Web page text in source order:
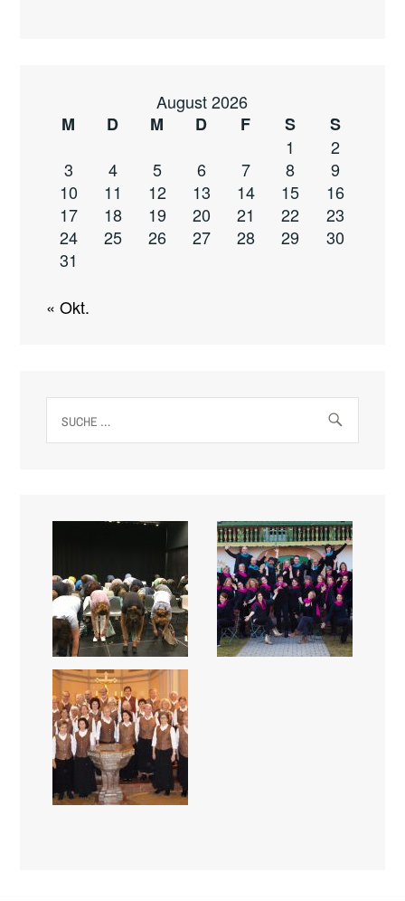
August 2026
M
D M D F S
S
1
2
3
4 5 6 7 8
9
10
11 12 13 14 15
16
17
18 19 20 21 22
23
24
25 26 27 28 29
30
31
« Okt.
nach: